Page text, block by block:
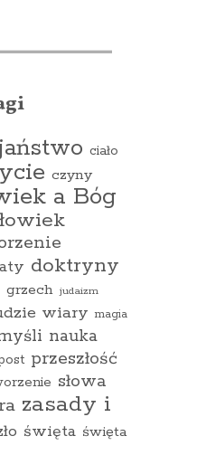
ciało
czyny
a Bóg
doktryny
grzech judaizm
wiary magia
nauka
przeszłość
słowa
zasady i
święta święta